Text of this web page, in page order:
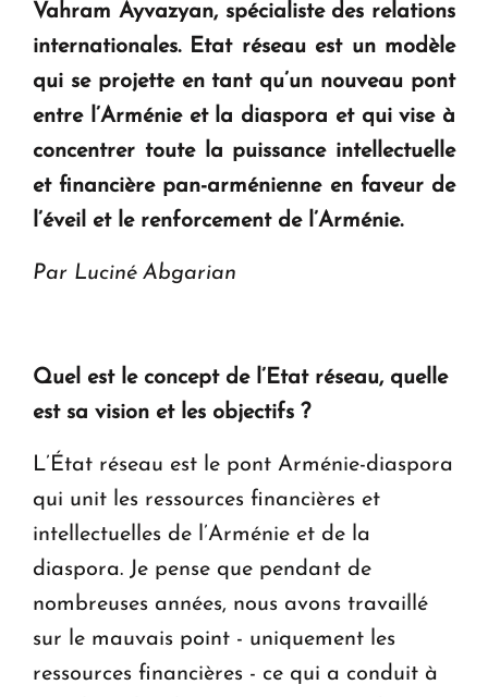
Vahram Ayvazyan, spécialiste des relations
internationales. Etat réseau est un modèle
qui se projette en tant qu’un nouveau pont
entre l’Arménie et la diaspora et qui vise à
concentrer toute la puissance intellectuelle
et financière pan-arménienne en faveur de
l’éveil et le renforcement de l’Arménie.
Par Luciné Abgarian
Quel est le concept de l’Etat réseau, quelle
est sa vision et les objectifs ?
L’État réseau est le pont Arménie-diaspora
qui unit les ressources financières et
intellectuelles de l’Arménie et de la
diaspora. Je pense que pendant de
nombreuses années, nous avons travaillé
sur le mauvais point - uniquement les
ressources financières - ce qui a conduit à